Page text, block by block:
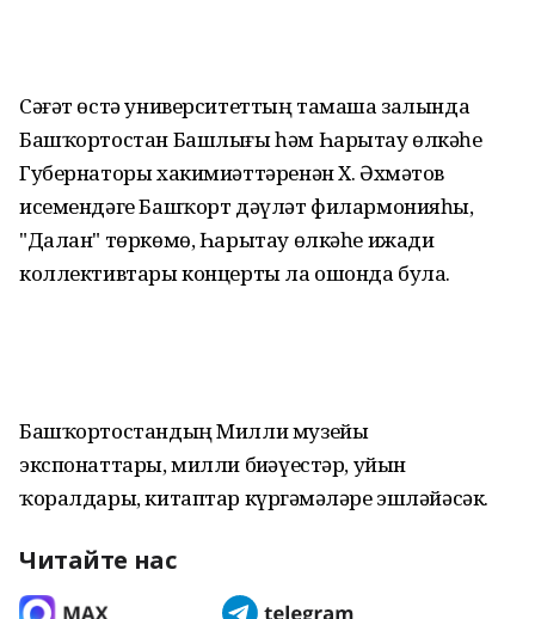
Сәғәт өстә университеттың тамаша залында
Башҡортостан Башлығы һәм Һарытау өлкәһе
Губернаторы хакимиәттәренән Х. Әхмәтов
исемендәге Башҡорт дәүләт филармонияһы,
"Далан" төркөмө, Һарытау өлкәһе ижади
коллективтары концерты ла ошонда була.
Башҡортостандың Милли музейы
экспонаттары, милли биҙәүестәр, уйын
ҡоралдары, китаптар күргәҙмәләре эшләйәсәк.
Читайте нас